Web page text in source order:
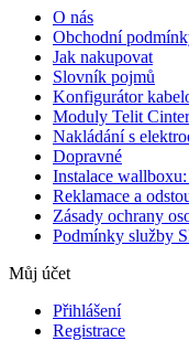
O nás
Obchodní
Jak nakupovat
Slovník pojmů
Konfigurátor
Moduly Telit
Nakládání s
Dopravné
Instalace
Reklamace a
Zásady ochrany
Podmínky služby
Můj účet
Přihlášení
Registrace